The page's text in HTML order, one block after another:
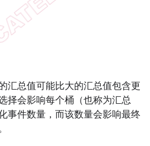
汇总值可能比大的汇总值包含更
择会影响每个桶（也称为汇总
事件数量，而该数量会影响最终